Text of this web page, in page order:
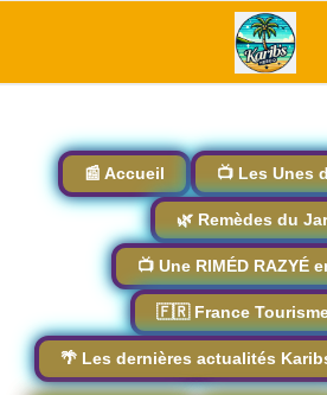
📰 Accueil 📺 Les Unes
🌿 Remèdes du
📺 Une RIMÉD RAZYÉ
🇫🇷 France
🌴 Les dernières actualités